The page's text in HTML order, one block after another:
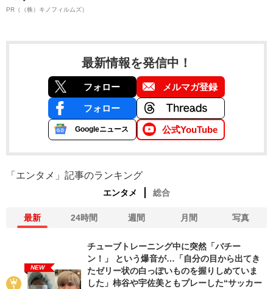
PR（（株）キノフィルムズ）
最新情報を発信中！
フォロー メルマガ登録
フォロー
Googleニュース 公式YouTube
「エンタメ」記事のランキング
エンタメ 総合
最新 24時間 週間 月間 写真
NEW
チューブトレーニング中に突然「バチー
ン！」 という爆音が…「自分の目から出てき
たゼリー状の白っぽいものを握りしめていま
した」柿谷や宇佐美ともプレーした“サッカー